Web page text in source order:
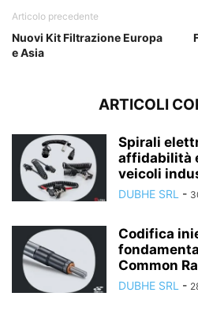
Articolo precedente
Nuovi Kit Filtrazione Europa
e Asia
ARTICOLI
Spirali
affidabilità
veicoli
DUBHE SRL -
Codifica
Common
DUBHE SRL -